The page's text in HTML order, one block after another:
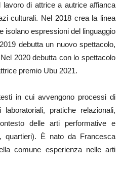
di attrice a autrice affianca
culturali. Nel 2018 crea la linea
isolano espressioni del linguaggio
debutta un nuovo spettacolo,
2020 debutta con lo spettacolo
premio Ubu 2021.
in cui avvengono processi di
pratiche relazionali,
delle arti performative e
quartieri). È nato da Francesca
comune esperienza nelle arti